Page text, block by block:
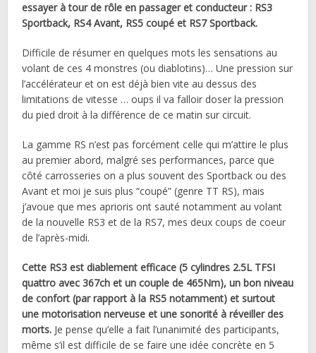
essayer à tour de rôle en passager et conducteur : RS3
Sportback, RS4 Avant, RS5 coupé et RS7 Sportback.
Difficile de résumer en quelques mots les sensations au
volant de ces 4 monstres (ou diablotins)… Une pression sur
l’accélérateur et on est déjà bien vite au dessus des
limitations de vitesse … oups il va falloir doser la pression
du pied droit à la différence de ce matin sur circuit.
La gamme RS n’est pas forcément celle qui m’attire le plus
au premier abord, malgré ses performances, parce que
côté carrosseries on a plus souvent des Sportback ou des
Avant et moi je suis plus “coupé” (genre TT RS), mais
j’avoue que mes aprioris ont sauté notamment au volant
de la nouvelle RS3 et de la RS7, mes deux coups de coeur
de l’après-midi.
Cette RS3 est diablement efficace (5 cylindres 2.5L TFSI
quattro avec 367ch et un couple de 465Nm), un bon niveau
de confort (par rapport à la RS5 notamment) et surtout
une motorisation nerveuse et une sonorité à réveiller des
morts. Je pense qu’elle a fait l’unanimité des participants,
même s’il est difficile de se faire une idée concrète en 5